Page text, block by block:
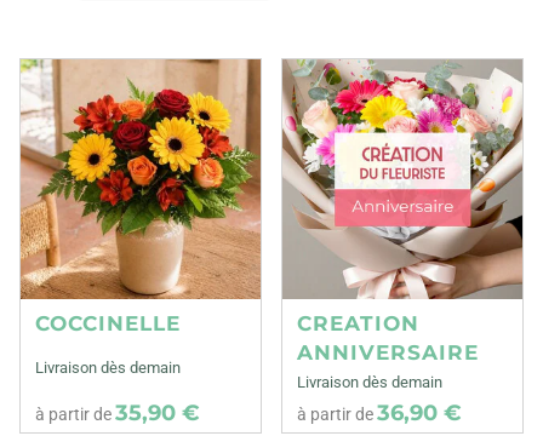
COCCINELLE
Livraison dès demain
à partir de35,90 €
CREATION
ANNIVERSAIRE
Livraison dès demain
à partir de36,90 €